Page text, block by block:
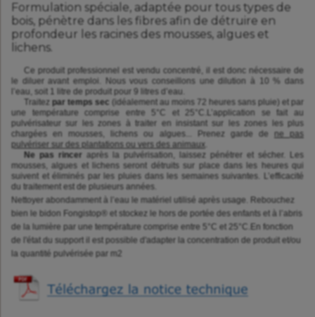
Formulation spéciale, adaptée pour tous types de
bois, pénètre dans les fibres afin de détruire en
profondeur les racines des mousses, algues et
lichens.
Ce produit professionnel est vendu concentré, il est donc nécessaire de
le diluer avant emploi. Nous vous conseillons une dilution à 10 % dans
l’eau, soit 1 litre de produit pour 9 litres d’eau.
Traitez par temps sec (idéalement au moins 72 heures sans pluie) et par
une température comprise entre 5°C et 25°C.L’application se fait au
pulvérisateur sur les zones à traiter en insistant sur les zones les plus
chargées en mousses, lichens ou algues... Prenez garde de ne pas
pulvériser sur des plantations ou vers des animaux
Ne pas rincer après la pulvérisation, laissez pénétrer et sécher. Les
mousses, algues et lichens seront détruits sur place dans les heures qui
suivent et éliminés par les pluies dans les semaines suivantes. L’efficacité
du traitement est de plusieurs années.
Nettoyer abondamment à l’eau le matériel utilisé après usage. Rebouchez
bien le bidon Fongistop® et stockez le hors de portée des enfants et à l’abris
de la lumière par une température comprise entre 5°C et 25°C.En fonction
de l'état du support il est possible d'adapter la concentration de produit et/ou
la quantité pulvérisée par m2